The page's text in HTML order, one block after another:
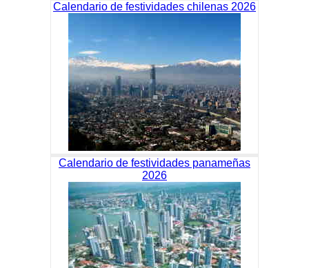
Calendario de festividades chilenas 2026
Calendario de festividades panameñas
2026